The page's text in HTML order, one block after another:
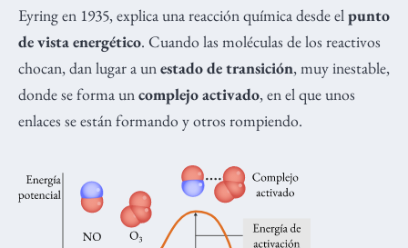
Eyring en 1935, explica una reacción química desde el punto
de vista energético. Cuando las moléculas de los reactivos
chocan, dan lugar a un estado de transición, muy inestable,
donde se forma un complejo activado, en el que unos
enlaces se están formando y otros rompiendo.